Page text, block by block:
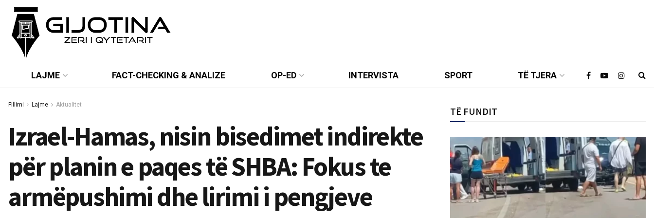
LAJME FACT-CHECKING & ANALIZE OP-ED INTERVISTA SPORT TË TJERA
Fillimi Lajme Aktualitet
Izrael-Hamas, nisin bisedimet indirekte
për planin e paqes të SHBA: Fokus te
armëpushimi dhe lirimi i pengjeve
TË FUNDIT